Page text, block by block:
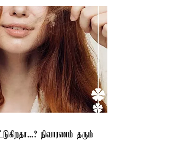
நிவாரணம் தரும்